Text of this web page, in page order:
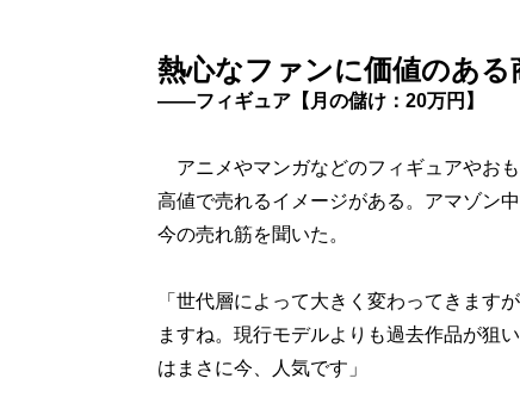
熱心なファンに価値のある
――フィギュア【月の儲け：20万円】
アニメやマンガなどのフィギュアやお
高値で売れるイメージがある。アマゾン
今の売れ筋を聞いた。
「世代層によって大きく変わってきます
ますね。現行モデルよりも過去作品が狙
はまさに今、人気です」